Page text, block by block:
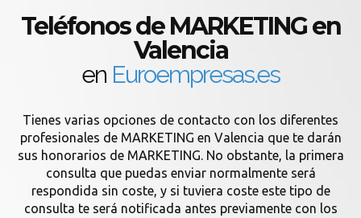
Teléfonos de MARKETING en
Valencia
en Euroempresas.es
Tienes varias opciones de contacto con los diferentes
profesionales de MARKETING en Valencia que te darán
sus honorarios de MARKETING. No obstante, la primera
consulta que puedas enviar normalmente será
respondida sin coste, y si tuviera coste este tipo de
consulta te será notificada antes previamente con los